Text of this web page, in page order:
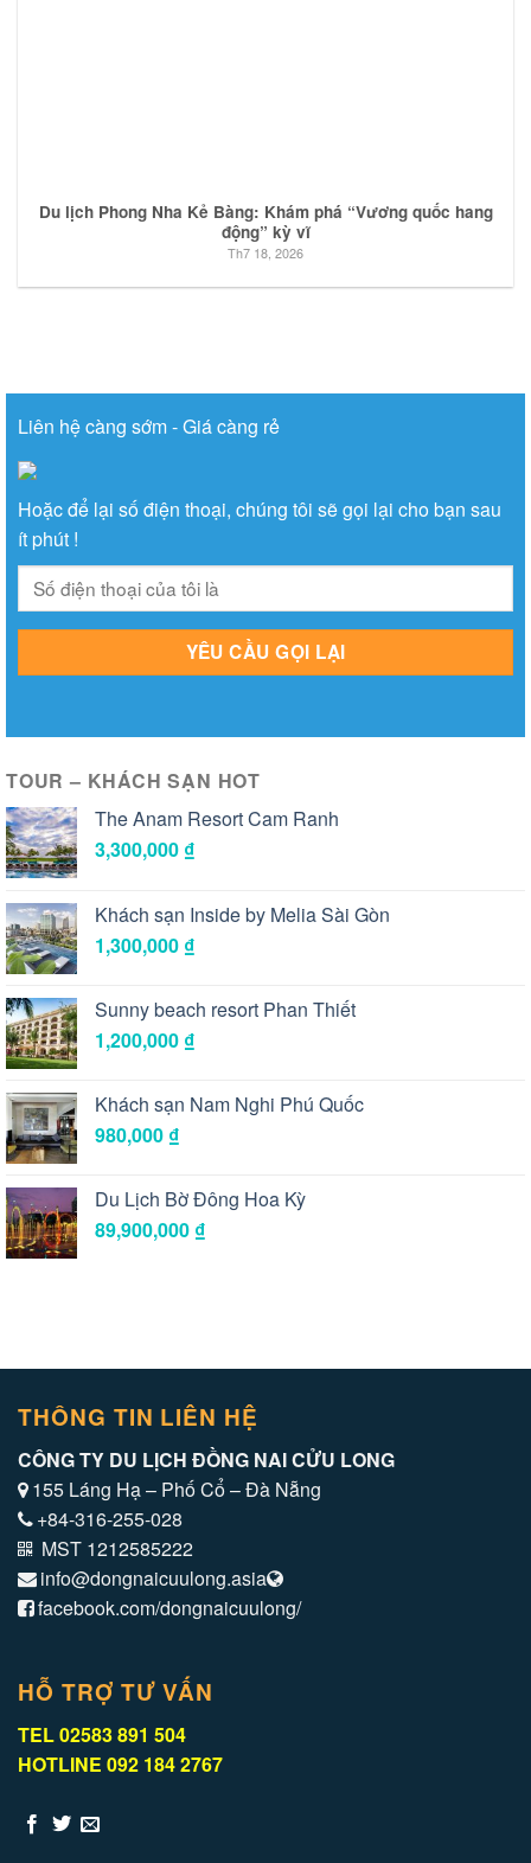
Du lịch Phong Nha Kẻ Bàng: Khám phá “Vương quốc hang
động” kỳ vĩ
Th7 18, 2026
Liên hệ càng sớm - Giá càng rẻ
Hoặc để lại số điện thoại, chúng tôi sẽ gọi lại cho bạn sau
ít phút !
TOUR – KHÁCH SẠN HOT
The Anam Resort Cam Ranh
3,300,000 ₫
Khách sạn Inside by Melia Sài Gòn
1,300,000 ₫
Sunny beach resort Phan Thiết
1,200,000 ₫
Khách sạn Nam Nghi Phú Quốc
980,000 ₫
Du Lịch Bờ Đông Hoa Kỳ
89,900,000 ₫
THÔNG TIN LIÊN HỆ
CÔNG TY DU LỊCH ĐỒNG NAI CỬU LONG
155 Láng Hạ – Phố Cổ – Đà Nẵng
+84-316-255-028
MST 1212585222
info@dongnaicuulong.asia
facebook.com/dongnaicuulong/
HỖ TRỢ TƯ VẤN
TEL 02583 891 504
HOTLINE 092 184 2767